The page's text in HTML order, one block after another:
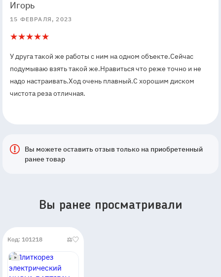
55
Игорь
15 ФЕВРАЛЯ, 2023
5
1
У друга такой же работы с ним на одном объекте.Сейчас
подумываю взять такой же.Нравиться что реже точно и не
надо настраивать.Ход очень плавный.С хорошим диском
чистота реза отличная.
Вы можете оставить отзыв только на приобретенный
ранее товар
Вы ранее просматривали
Код: 101218